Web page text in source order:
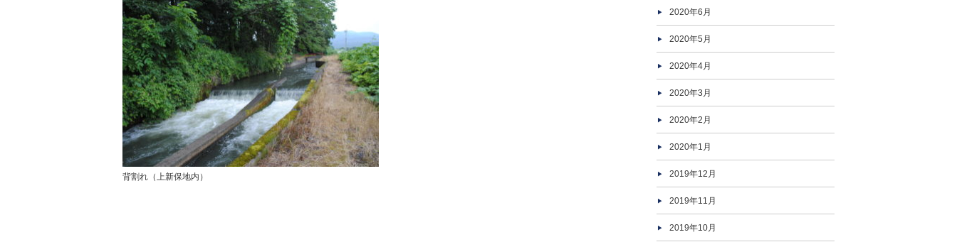
背割れ（上新保地内）
2020年6月
2020年5月
2020年4月
2020年3月
2020年2月
2020年1月
2019年12月
2019年11月
2019年10月